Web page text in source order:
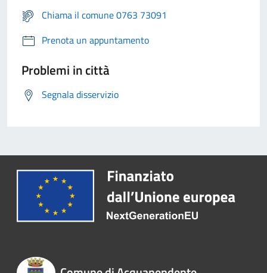
Chiama il comune 0763 73091
Prenota un appuntamento
Problemi in città
Segnala disservizio